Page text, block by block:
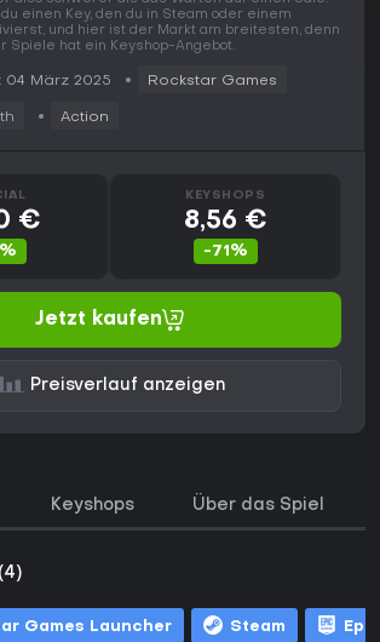
einen Key, den du in Steam oder einem
und hier ist der Markt am breitesten, denn
Spiele hat ein Keyshop-Angebot.
04 März 2025 Rockstar Games
Action
€
KEYSHOPS
8,56 €
-71%
Jetzt kaufen
Preisverlauf anzeigen
Keyshops Über das Spiel
Games Launcher Steam